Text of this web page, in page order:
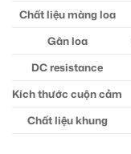
Chất liệu màng loa
Gân loa
DC resistance
Kích thước cuộn cảm
Chất liệu khung